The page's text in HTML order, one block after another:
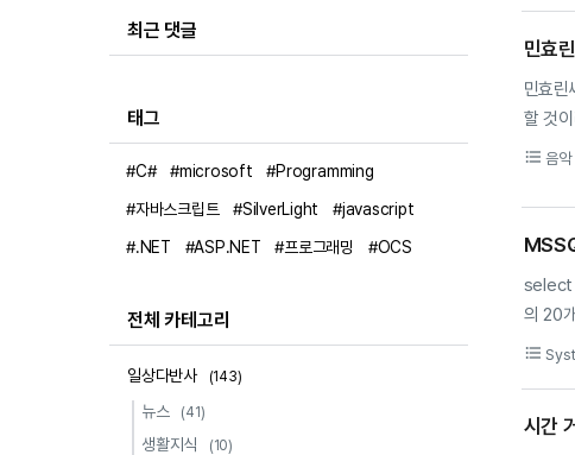
http://
민효
민효
할 것
적으
format_list_bulleted 음악
select
의 20
를 했
format_list_bulleted
시간
최근 댓글
태그
#C# #microsoft
#Programming
#자바스크립트
#SilverLight
#javascript
#.NET
#ASP.NET #프로그래밍 #OCS
전체 카테고리
일상다반사 (143)
뉴스 (41)
생활지식 (10)